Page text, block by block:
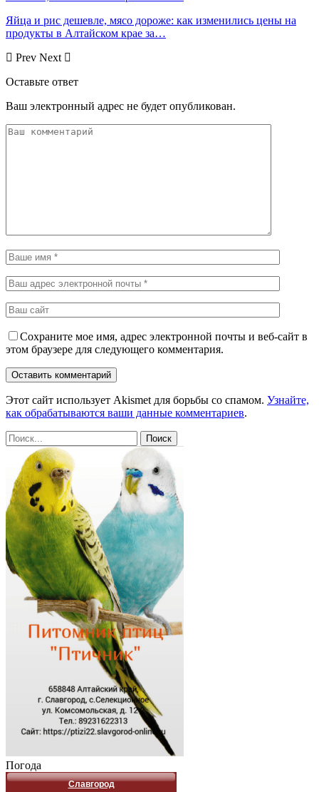
Яйца и рис дешевле, мясо дороже: как изменились цены на
продукты в Алтайском крае за…
Prev Next
Оставьте ответ
Ваш электронный адрес не будет опубликован.
Сохраните мое имя, адрес электронной почты и веб-сайт в
этом браузере для следующего комментария.
Этот сайт использует Akismet для борьбы со спамом. Узнайте,
как обрабатываются ваши данные комментариев.
Погода
Славгород